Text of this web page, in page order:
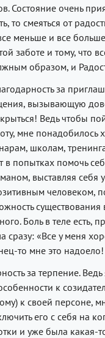
Состояние очень
то смеяться от
меньше и все
заботе и тому, что
образом, и
за
вызывающую
Ведь чтобы
мне понадобилось
школам,
в попытках помочь
выставляя
человеком,
существования
Боль в теле есть,
сразу: «Все у меня
то мне это надоело!
за терпение.
к
к своей персоне,
его с себя на
и уже была какая-